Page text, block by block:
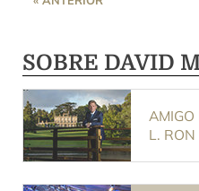
SOBRE DAVID
AMIGO
L.